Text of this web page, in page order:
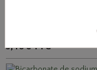
Soude en cristaux
3,40€TTC